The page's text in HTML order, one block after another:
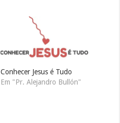
Conhecer Jesus é Tudo
Em "Pr. Alejandro Bullón"